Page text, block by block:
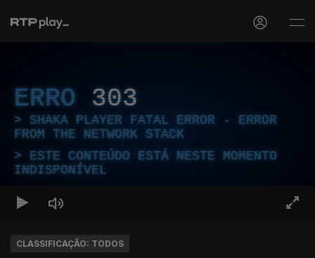
ERRO 303
SHAKA PLAYER FATAL ERROR - ERROR
FROM THE NETWORK STACK
ESTE CONTEÚDO ESTÁ NESTE MOMENTO
INDISPONÍVEL
CLASSIFICAÇÃO: TODOS